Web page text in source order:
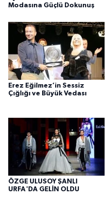
Modasına Güçlü Dokunuş
Erez Eğilmez’in Sessiz
Çığlığı ve Büyük Vedası
ÖZGE ULUSOY ŞANLI
URFA'DA GELİN OLDU